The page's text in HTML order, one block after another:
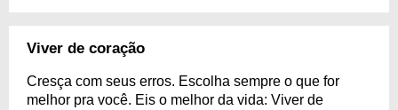
Viver de coração
Cresça com seus erros. Escolha sempre o que for
melhor pra você. Eis o melhor da vida: Viver de